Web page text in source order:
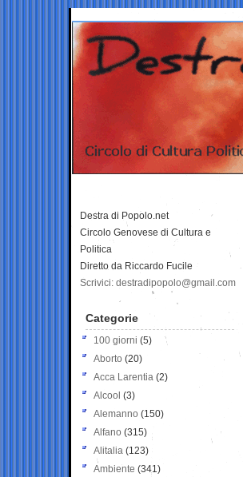
Destra di Popolo.net
Circolo Genovese di Cultura e
Politica
Diretto da Riccardo Fucile
Scrivici: destradipopolo@gmail.com
Categorie
100 giorni (5)
Aborto (20)
Acca Larentia (2)
Alcool (3)
Alemanno (150)
Alfano (315)
Alitalia (123)
Ambiente (341)